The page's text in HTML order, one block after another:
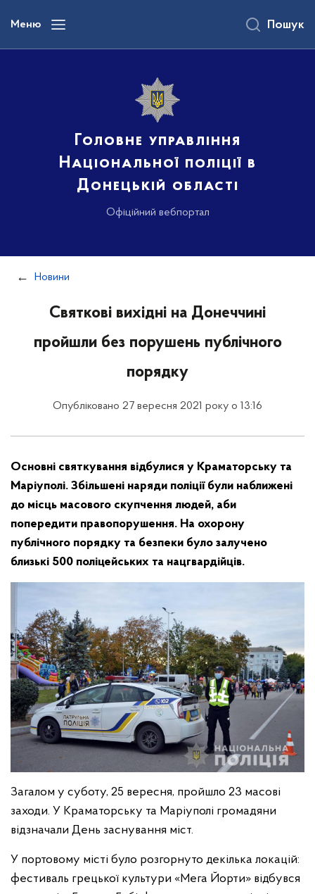
вмісту
Меню
Головне управління
Національної поліції в
Донецькій області
Офіційний вебпортал
Пошук
Новини
Святкові вихідні на Донеччині
пройшли без порушень публічного
порядку
Опубліковано 27 вересня 2021 року о 13:16
Основні святкування відбулися у Краматорську та
Маріуполі. Збільшені наряди поліції були наближені
до місць масового скупчення людей, аби
попередити правопорушення. На охорону
публічного порядку та безпеки було залучено
близькі 500 поліцейських та нацгвардійців.
Загалом у суботу, 25 вересня, пройшло 23 масові
заходи. У Краматорську та Маріуполі громадяни
відзначали День заснування міст.
У портовому місті було розгорнуто декілька локацій:
фестиваль грецької культури «Мега Йорти» відбувся